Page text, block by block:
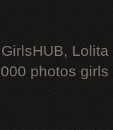
Lolita
photos